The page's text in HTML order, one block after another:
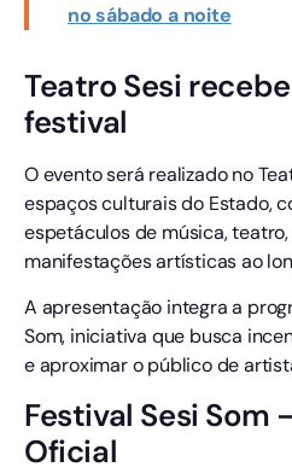
no sábado a noite
Teatro Sesi
festival
O evento será realizado no
espaços culturais do Estado,
espetáculos de música,
manifestações artísticas ao
A apresentação integra a
Som, iniciativa que busca
e aproximar o público de
Festival Sesi Som
Oficial